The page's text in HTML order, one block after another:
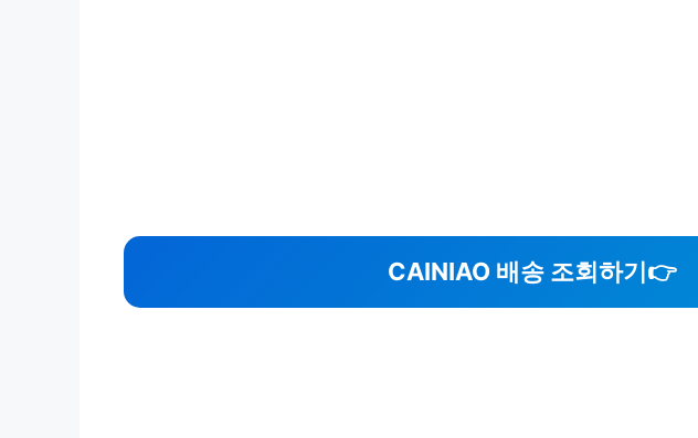
CAINIAO 배송 조회하기👉